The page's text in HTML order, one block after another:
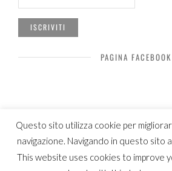
PAGINA FACEBOOK
© Copyright Luca Patelli 2019
Questo sito utilizza cookie per
navigazione. Navigando in questo sito
This website uses cookies to improve